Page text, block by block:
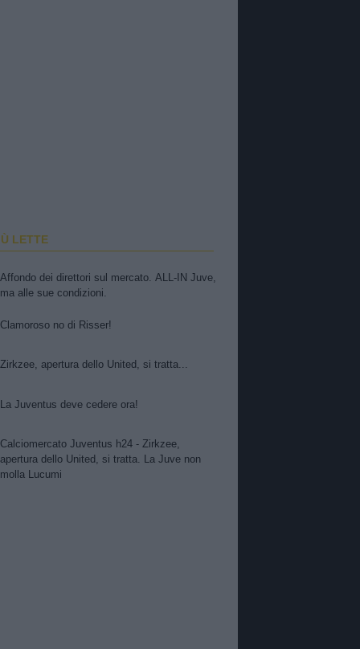
LETTE
Affondo dei direttori sul mercato. ALL-IN Juve,
ma alle sue condizioni.
Clamoroso no di Risser!
Zirkzee, apertura dello United, si tratta...
La Juventus deve cedere ora!
Calciomercato Juventus h24 - Zirkzee,
apertura dello United, si tratta. La Juve non
molla Lucumi